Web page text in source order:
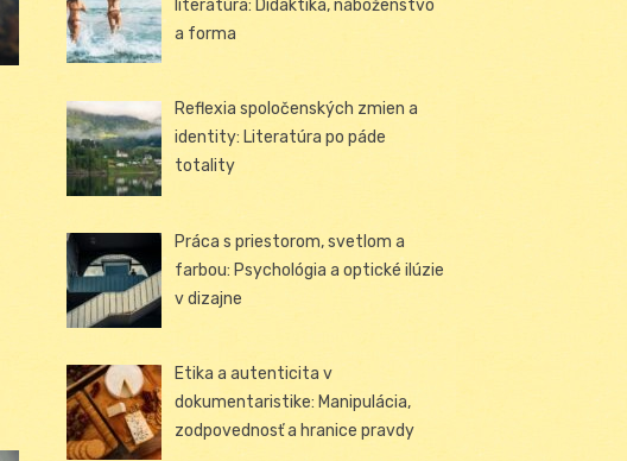
literatúra: Didaktika, náboženstvo
a forma
Reflexia spoločenských zmien a
identity: Literatúra po páde
totality
Práca s priestorom, svetlom a
farbou: Psychológia a optické ilúzie
v dizajne
Etika a autenticita v
dokumentaristike: Manipulácia,
zodpovednosť a hranice pravdy